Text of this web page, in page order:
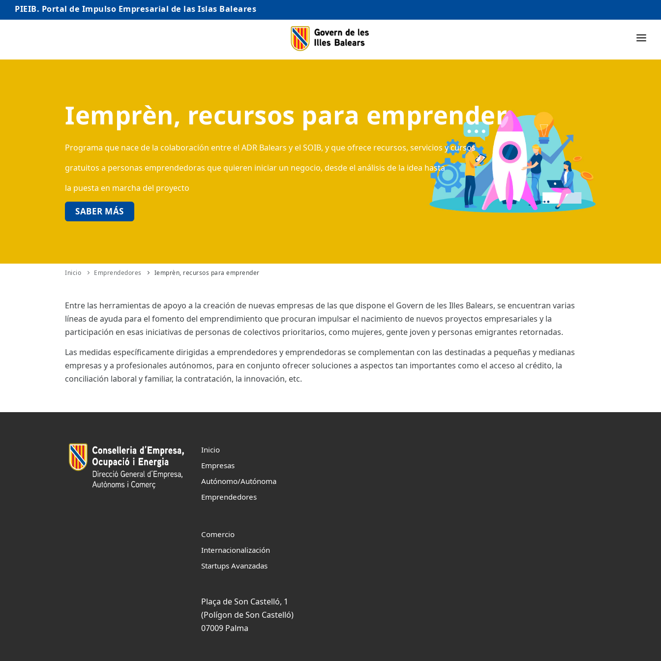
PIEIB. Portal de Impulso Empresarial de las Islas Baleares
INICIO
EMPRENDEDORES
INTERNACIONALIZACIÓN
STARTUPS AVANZADAS
Iemprèn, recursos para emprender
Programa que nace de la colaboración entre el ADR Balears y el SOIB, y que ofrece recursos, servicios y cursos
gratuitos a personas emprendedoras que quieren iniciar un negocio, desde el análisis de la idea hasta
la puesta en marcha del proyecto
SABER MÁS
Inicio Emprendedores Iemprèn, recursos para emprender
Entre las herramientas de apoyo a la creación de nuevas empresas de las que dispone el Govern de les Illes Balears, se encuentran varias
líneas de ayuda para el fomento del emprendimiento que procuran impulsar el nacimiento de nuevos proyectos empresariales y la
participación en esas iniciativas de personas de colectivos prioritarios, como mujeres, gente joven y personas emigrantes retornadas.
Las medidas específicamente dirigidas a emprendedores y emprendedoras se complementan con las destinadas a pequeñas y medianas
empresas y a profesionales autónomos, para en conjunto ofrecer soluciones a aspectos tan importantes como el acceso al crédito, la
conciliación laboral y familiar, la contratación, la innovación, etc.
Inicio
Empresas
Autónomo/Autónoma
Emprendedores
Comercio
Internacionalización
Startups Avanzadas
Plaça de Son Castelló, 1
(Polígon de Son Castelló)
07009 Palma